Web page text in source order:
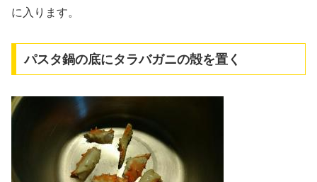
に入ります。
パスタ鍋の底にタラバガニの殻を置く